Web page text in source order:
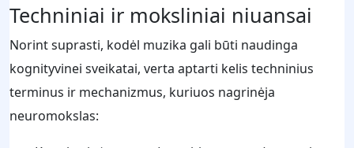
Techniniai ir moksliniai niuansai
Norint suprasti, kodėl muzika gali būti naudinga
kognityvinei sveikatai, verta aptarti kelis techninius
terminus ir mechanizmus, kuriuos nagrinėja
neuromokslas: